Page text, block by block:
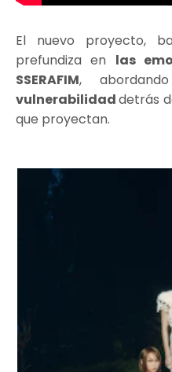
El nuevo proyecto,
prefundiza en las
SSERAFIM,
vulnerabilidaddetrás
que proyectan.